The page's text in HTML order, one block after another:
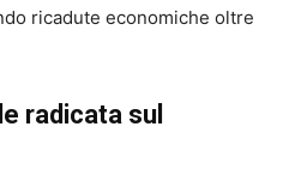
ricadute economiche oltre
radicata sul